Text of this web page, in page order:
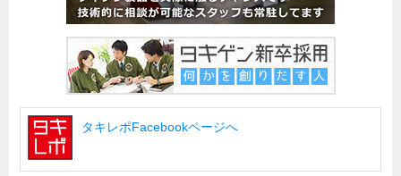
試作・特注品の事例集
SDGs配慮・脱炭素
省力化製品
医療・福祉・介護関連
ロボット・自動化装置関連
タキレポFacebookページへ